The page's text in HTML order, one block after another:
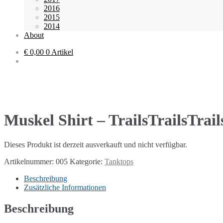
2016
2015
2014
About
€ 0,00 0 Artikel
Muskel Shirt –
Dieses Produkt ist derzeit ausverkauft und nicht verfügbar.
Artikelnummer: 005 Kategorie: Tanktops
Beschreibung
Zusätzliche Informationen
Beschreibung